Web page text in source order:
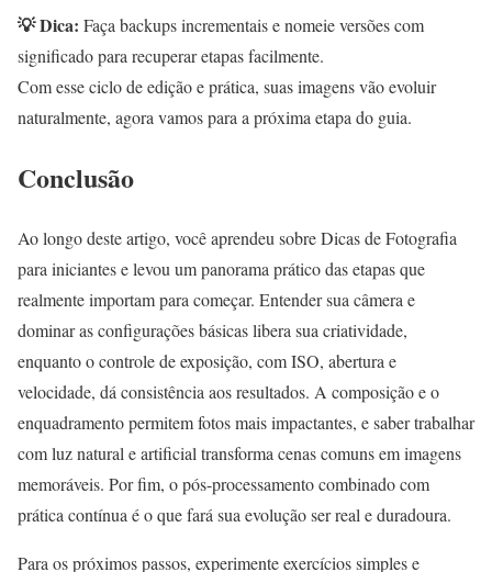
💡 Dica: Faça backups incrementais e nomeie versões com
significado para recuperar etapas facilmente.
Com esse ciclo de edição e prática, suas imagens vão evoluir
naturalmente, agora vamos para a próxima etapa do guia.
Conclusão
Ao longo deste artigo, você aprendeu sobre Dicas de Fotografia
para iniciantes e levou um panorama prático das etapas que
realmente importam para começar. Entender sua câmera e
dominar as configurações básicas libera sua criatividade,
enquanto o controle de exposição, com ISO, abertura e
velocidade, dá consistência aos resultados. A composição e o
enquadramento permitem fotos mais impactantes, e saber trabalhar
com luz natural e artificial transforma cenas comuns em imagens
memoráveis. Por fim, o pós-processamento combinado com
prática contínua é o que fará sua evolução ser real e duradoura.
Para os próximos passos, experimente exercícios simples e